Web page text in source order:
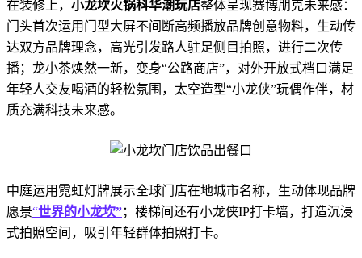
在装修上， 小龙坎火锅科华潮玩店整体呈现赛博朋克未来感：
门头首次运用门型大屏不间断高频播放品牌创意物料，生动传
达双方品牌理念，高光引发路人驻足侧目拍照，进行二次传
播；龙小茶焕然一新，变身“公路商店”，对外开放式档口满足
年轻人交友喝酒的轻松氛围，太空造型“小龙侠”玩偶作伴，材
质充满科技未来感。
中庭运用霓虹灯牌展示全球门店在地城市名称，生动体现品牌
愿景“世界的小龙坎”；楼梯间还有小龙侠IP打卡墙，打造沉浸
式拍照空间，吸引年轻群体拍照打卡。